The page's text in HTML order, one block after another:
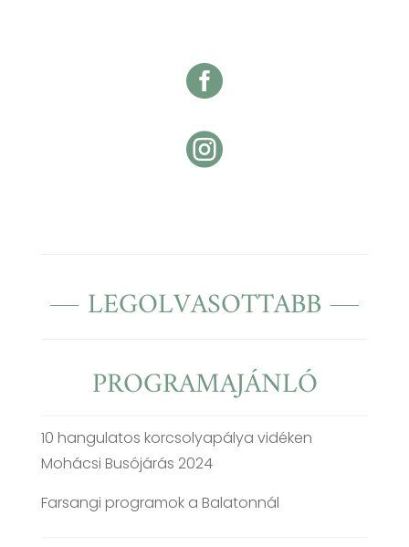


LEGOLVASOTTABB
PROGRAMAJÁNLÓ
10 hangulatos korcsolyapálya vidéken
Mohácsi Busójárás 2024
Farsangi programok a Balatonnál